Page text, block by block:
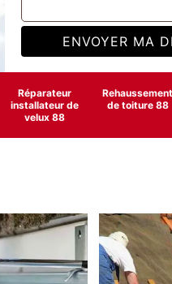
Réparateur
installateur de
velux 88
Rehaussement
de toiture 88